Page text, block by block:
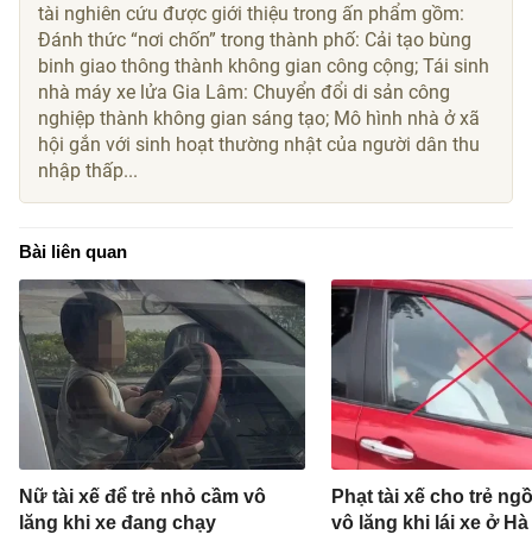
tài nghiên cứu được giới thiệu trong ấn phẩm gồm:
Đánh thức “nơi chốn” trong thành phố: Cải tạo bùng
binh giao thông thành không gian công cộng; Tái sinh
nhà máy xe lửa Gia Lâm: Chuyển đổi di sản công
nghiệp thành không gian sáng tạo; Mô hình nhà ở xã
hội gắn với sinh hoạt thường nhật của người dân thu
nhập thấp...
Bài liên quan
Nữ tài xế để trẻ nhỏ cầm vô
lăng khi xe đang chạy
Phạt tài xế cho trẻ
vô lăng khi lái xe ở Hà